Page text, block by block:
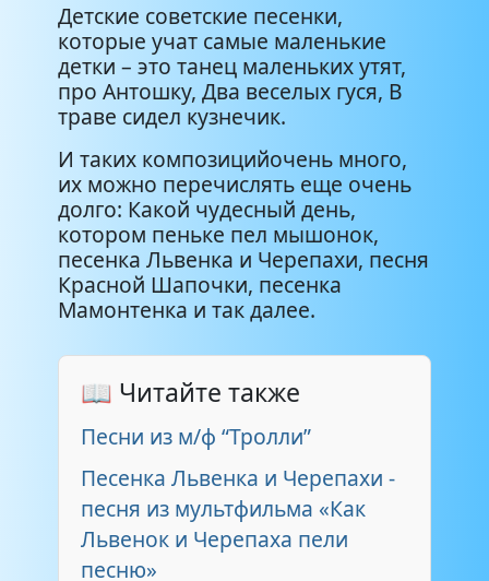
Детские советские песенки,
которые учат самые маленькие
детки – это танец маленьких утят,
про Антошку, Два веселых гуся, В
траве сидел кузнечик.
И таких композицийочень много,
их можно перечислять еще очень
долго: Какой чудесный день,
котором пеньке пел мышонок,
песенка Львенка и Черепахи, песня
Красной Шапочки, песенка
Мамонтенка и так далее.
📖 Читайте также
Песни из м/ф “Тролли”
Песенка Львенка и Черепахи -
песня из мультфильма «Как
Львенок и Черепаха пели
песню»